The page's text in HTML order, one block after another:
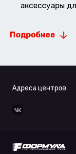
аксессуары
Подробнее
Адреса центров